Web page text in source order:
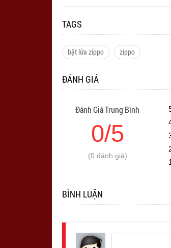
TAGS
bật lửa zippo zippo
ĐÁNH GIÁ
Đánh Giá Trung Bình
0/5
(0 đánh giá)
BÌNH LUẬN